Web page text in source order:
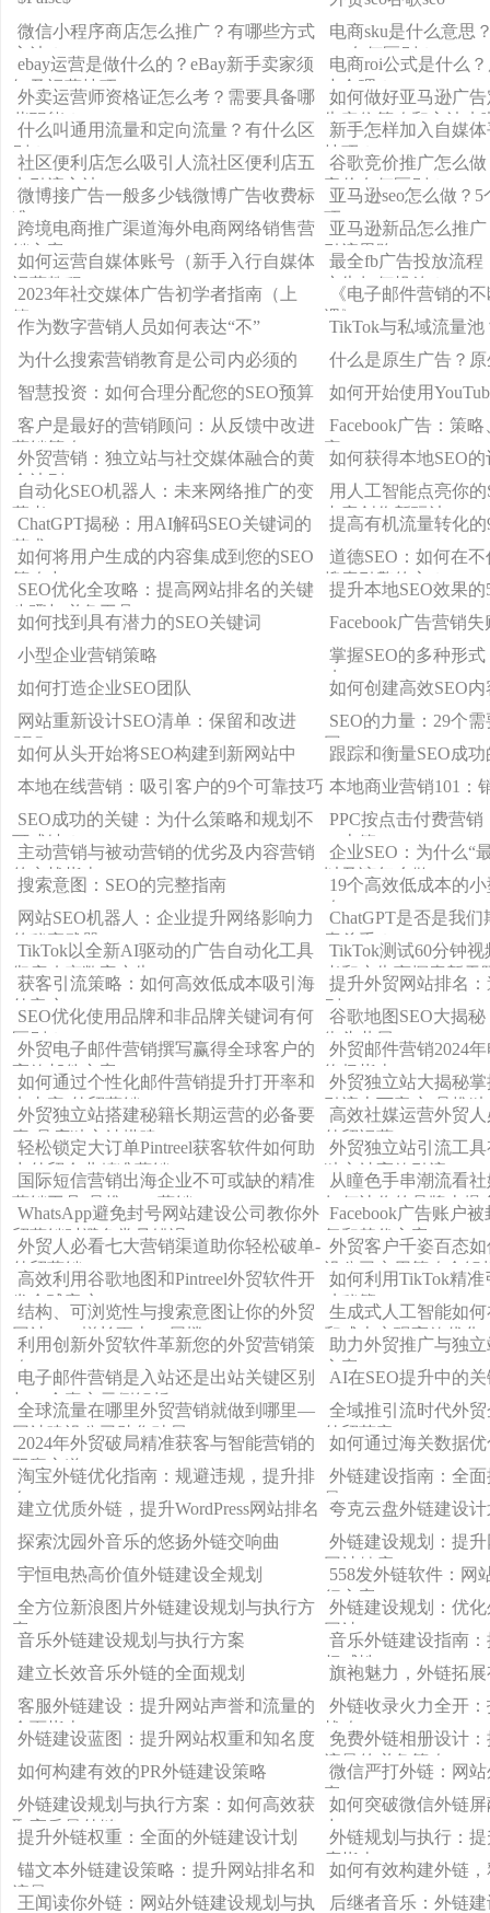
微信小程序商店怎么推广？有哪些方式
方法？
电商sku是什么意思
spu有何区别？
ebay运营是做什么的？eBay新手卖家须
知及运营技巧
电商roi公式是什么
少合理？
外卖运营师资格证怎么考？需要具备哪
些职能？
如何做好亚马逊广
告定位策略和方法来
什么叫通用流量和定向流量？有什么区
别？
新手怎样加入自媒
技巧？
社区便利店怎么吸引人流社区便利店五
点引流方法
谷歌竞价推广怎么
竞价有何区别？
微博接广告一般多少钱微博广告收费标
准
亚马逊seo怎么做？
巧
跨境电商推广渠道海外电商网络销售营
销方案
亚马逊新品怎么推
引流思路
如何运营自媒体账号（新手入行自媒体
运营教程）
最全fb广告投放流程
广告如何投放？
2023年社交媒体广告初学者指南（上
篇）
《电子邮件营销的
遇》
作为数字营销人员如何表达“不”
TikTok与私域流量池
为什么搜索营销教育是公司内必须的
什么是原生广告？
智慧投资：如何合理分配您的SEO预算
如何开始使用
客户是最好的营销顾问：从反馈中改进
营销策略
Facebook广告：策
率
外贸营销：独立站与社交媒体融合的黄
金法则！
如何获得本地SEO
自动化SEO机器人：未来网络推广的变
革者
用人工智能点亮你的
内容创作新玩法！
ChatGPT揭秘：用AI解码SEO关键词的
艺术
提高有机流量转化
如何将用户生成的内容集成到您的SEO
策略中
道德SEO：如何在
搜索引擎的心？
SEO优化全攻略：提高网站排名的关键
步骤与必备工具！
提升本地SEO效果
如何找到具有潜力的SEO关键词
Facebook广告营销
小型企业营销策略
掌握SEO的多种形
功
如何打造企业SEO团队
如何创建高效SEO
网站重新设计SEO清单：保留和改进
SEO
SEO的力量：29个
因！
如何从头开始将SEO构建到新网站中
跟踪和衡量SEO成功
本地在线营销：吸引客户的9个可靠技巧 本地商业营销101：
SEO成功的关键：为什么策略和规划不
可或缺？
PPC按点击付费营
（上篇）
主动营销与被动营销的优劣及内容营销
的实战指南
企业SEO：为什么“
以及该怎么做
搜索意图：SEO的完整指南
19个高效低成本的
略
网站SEO机器人：企业提升网络影响力
的秘密武器
ChatGPT是否是我
索杀手？
TikTok以全新AI驱动的广告自动化工具
彻底改变数字广告
TikTok测试60分钟
者和广告商探索新天
获客引流策略：如何高效低成本吸引海
外客户
提升外贸网站排名
则
SEO优化使用品牌和非品牌关键词有何
区别？
谷歌地图SEO大揭
街头巷尾！
外贸电子邮件营销撰写赢得全球客户的
高效邮件文案
外贸邮件营销2024
终极指南
如何通过个性化邮件营销提升打开率和
点击率-外贸营销
外贸独立站大揭秘
引流上万客户-品推
外贸独立站搭建秘籍长期运营的必备要
素-品店独立站搭建
高效社媒运营外贸
外贸运营
轻松锁定大订单Pintreel获客软件如何助
力外贸企业精准营销
外贸独立站引流工
独立站高效引流
国际短信营销出海企业不可或缺的精准
营销工具-品推SMS营销
从瞳色手串潮流看
如何让你的品牌火爆
WhatsApp避免封号网站建设公司教你外
贸营销时避免常见错误
Facebook广告账户
复和替代方案
外贸人必看七大营销渠道助你轻松破单-
外贸营销
外贸客户千姿百态
设公司实用策略全解
高效利用谷歌地图和Pintreel外贸软件开
发全球客户
如何利用TikTok精
功秘籍
结构、可浏览性与搜索意图让你的外贸
网站SEO增长更上一层楼
生成式人工智能如
和成本实现高效优化
利用创新外贸软件革新您的外贸营销策
略
助力外贸推广与独
方案
电子邮件营销是入站还是出站关键区别
与10个真实示例解析
AI在SEO提升中的
全球流量在哪里外贸营销就做到哪里—
网站建设公司助您破局
全域推引流时代外
外贸获客
2024年外贸破局精准获客与智能营销的
双赢之道
如何通过海关数据
淘宝外链优化指南：规避违规，提升排
名
外链建设指南：全
量
建立优质外链，提升WordPress网站排名
夸克云盘外链建设
探索沈园外音乐的悠扬外链交响曲
外链建设规划：提
网站健康
宇恒电热高价值外链建设全规划
558发外链软件：网
行方案
全方位新浪图片外链建设规划与执行方
案
外链建设规划：优
网站
音乐外链建设规划与执行方案
音乐外链建设指南
权威性
建立长效音乐外链的全面规划
旗袍魅力，外链拓
客服外链建设：提升网站声誉和流量的
全面指南
外链收录火力全开
战略
外链建设蓝图：提升网站权重和知名度
免费外链相册设计
流量的必备策略
如何构建有效的PR外链建设策略
微信严打外链：网
案
外链建设规划与执行方案：如何高效获
取高质量外链
如何突破微信外链
力
提升外链权重：全面的外链建设计划
外链规划与执行：
度指南
锚文本外链建设策略：提升网站排名和
流量
如何有效构建外链
王闻读你外链：网站外链建设规划与执
后继者音乐：外链